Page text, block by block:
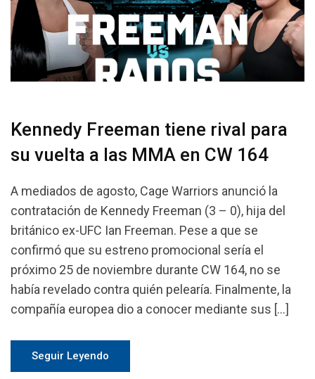
Kennedy Freeman tiene rival para
su vuelta a las MMA en CW 164
A mediados de agosto, Cage Warriors anunció la
contratación de Kennedy Freeman (3 – 0), hija del
británico ex-UFC Ian Freeman. Pese a que se
confirmó que su estreno promocional sería el
próximo 25 de noviembre durante CW 164, no se
había revelado contra quién pelearía. Finalmente, la
compañía europea dio a conocer mediante sus […]
Seguir Leyendo